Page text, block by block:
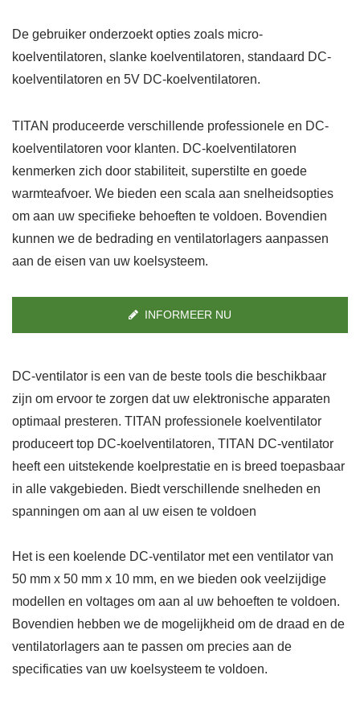
De gebruiker onderzoekt opties zoals micro-
koelventilatoren, slanke koelventilatoren, standaard DC-
koelventilatoren en 5V DC-koelventilatoren.
TITAN produceerde verschillende professionele en DC-
koelventilatoren voor klanten. DC-koelventilatoren
kenmerken zich door stabiliteit, superstilte en goede
warmteafvoer. We bieden een scala aan snelheidsopties
om aan uw specifieke behoeften te voldoen. Bovendien
kunnen we de bedrading en ventilatorlagers aanpassen
aan de eisen van uw koelsysteem.
INFORMEER NU
DC-ventilator is een van de beste tools die beschikbaar
zijn om ervoor te zorgen dat uw elektronische apparaten
optimaal presteren. TITAN professionele koelventilator
produceert top DC-koelventilatoren, TITAN DC-ventilator
heeft een uitstekende koelprestatie en is breed toepasbaar
in alle vakgebieden. Biedt verschillende snelheden en
spanningen om aan al uw eisen te voldoen
Het is een koelende DC-ventilator met een ventilator van
50 mm x 50 mm x 10 mm, en we bieden ook veelzijdige
modellen en voltages om aan al uw behoeften te voldoen.
Bovendien hebben we de mogelijkheid om de draad en de
ventilatorlagers aan te passen om precies aan de
specificaties van uw koelsysteem te voldoen.